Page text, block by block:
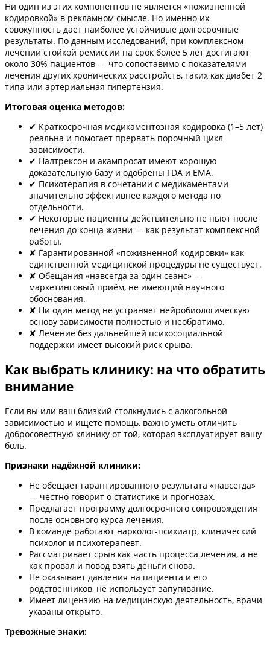
Ни один из этих компонентов не является «пожизненной
кодировкой» в рекламном смысле. Но именно их
совокупность даёт наиболее устойчивые долгосрочные
результаты. По данным исследований, при комплексном
лечении стойкой ремиссии на срок более 5 лет достигают
около 30% пациентов — что сопоставимо с показателями
лечения других хронических расстройств, таких как диабет 2
типа или артериальная гипертензия.
Итоговая оценка методов:
✔ Краткосрочная медикаментозная кодировка (1–5 лет)
реальна и помогает прервать порочный цикл
зависимости.
✔ Налтрексон и акампросат имеют хорошую
доказательную базу и одобрены FDA и EMA.
✔ Психотерапия в сочетании с медикаментами
значительно эффективнее каждого метода по
отдельности.
✔ Некоторые пациенты действительно не пьют после
лечения до конца жизни — как результат комплексной
работы.
✘ Гарантированной «пожизненной кодировки» как
единственной медицинской процедуры не существует.
✘ Обещания «навсегда за один сеанс» —
маркетинговый приём, не имеющий научного
обоснования.
✘ Ни один метод не устраняет нейробиологическую
основу зависимости полностью и необратимо.
✘ Лечение без дальнейшей психосоциальной
поддержки имеет высокий риск срыва.
Как выбрать клинику: на что обратить
внимание
Если вы или ваш близкий столкнулись с алкогольной
зависимостью и ищете помощь, важно уметь отличить
добросовестную клинику от той, которая эксплуатирует вашу
боль.
Признаки надёжной клиники:
Не обещает гарантированного результата «навсегда»
— честно говорит о статистике и прогнозах.
Предлагает программу долгосрочного сопровождения
после основного курса лечения.
В команде работают нарколог-психиатр, клинический
психолог и психотерапевт.
Рассматривает срыв как часть процесса лечения, а не
как провал и повод взять деньги снова.
Не оказывает давления на пациента и его
родственников, не использует запугивание.
Имеет лицензию на медицинскую деятельность, врачи
указаны открыто.
Тревожные знаки: